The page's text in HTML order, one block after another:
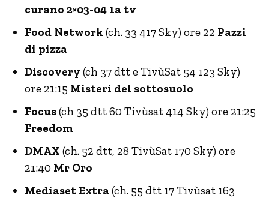
curano 2×03-04 1a tv
Food Network (ch. 33 417 Sky) ore 22 Pazzi
di pizza
Discovery (ch 37 dtt e TivùSat 54 123 Sky)
ore 21:15 Misteri del sottosuolo
Focus(ch 35 dtt 60 Tivùsat 414 Sky) ore 21:25
Freedom
DMAX (ch. 52 dtt, 28 TivùSat 170 Sky) ore
21:40 Mr Oro
Mediaset Extra (ch. 55 dtt 17 Tivùsat 163